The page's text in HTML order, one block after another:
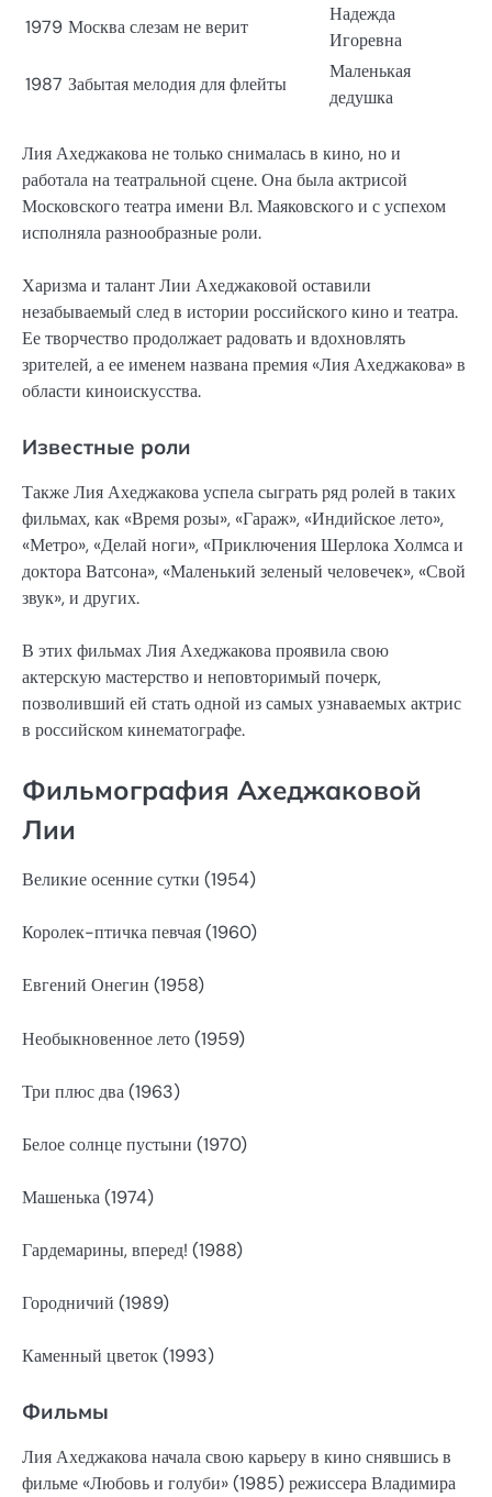
1979 Москва слезам не верит
Надежда
Игоревна
1987 Забытая мелодия для флейты
Маленькая
дедушка
Лия Ахеджакова не только снималась в кино, но и
работала на театральной сцене. Она была актрисой
Московского театра имени Вл. Маяковского и с успехом
исполняла разнообразные роли.
Харизма и талант Лии Ахеджаковой оставили
незабываемый след в истории российского кино и театра.
Ее творчество продолжает радовать и вдохновлять
зрителей, а ее именем названа премия «Лия Ахеджакова» в
области киноискусства.
Известные роли
Также Лия Ахеджакова успела сыграть ряд ролей в таких
фильмах, как «Время розы», «Гараж», «Индийское лето»,
«Метро», «Делай ноги», «Приключения Шерлока Холмса и
доктора Ватсона», «Маленький зеленый человечек», «Свой
звук», и других.
В этих фильмах Лия Ахеджакова проявила свою
актерскую мастерство и неповторимый почерк,
позволивший ей стать одной из самых узнаваемых актрис
в российском кинематографе.
Фильмография Ахеджаковой
Лии
Великие осенние сутки (1954)
Королек-птичка певчая (1960)
Евгений Онегин (1958)
Необыкновенное лето (1959)
Три плюс два (1963)
Белое солнце пустыни (1970)
Машенька (1974)
Гардемарины, вперед! (1988)
Городничий (1989)
Каменный цветок (1993)
Фильмы
Лия Ахеджакова начала свою карьеру в кино снявшись в
фильме «Любовь и голуби» (1985) режиссера Владимира